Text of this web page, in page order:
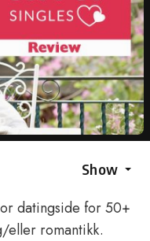
Show
datingside for 50+
eller romantikk.